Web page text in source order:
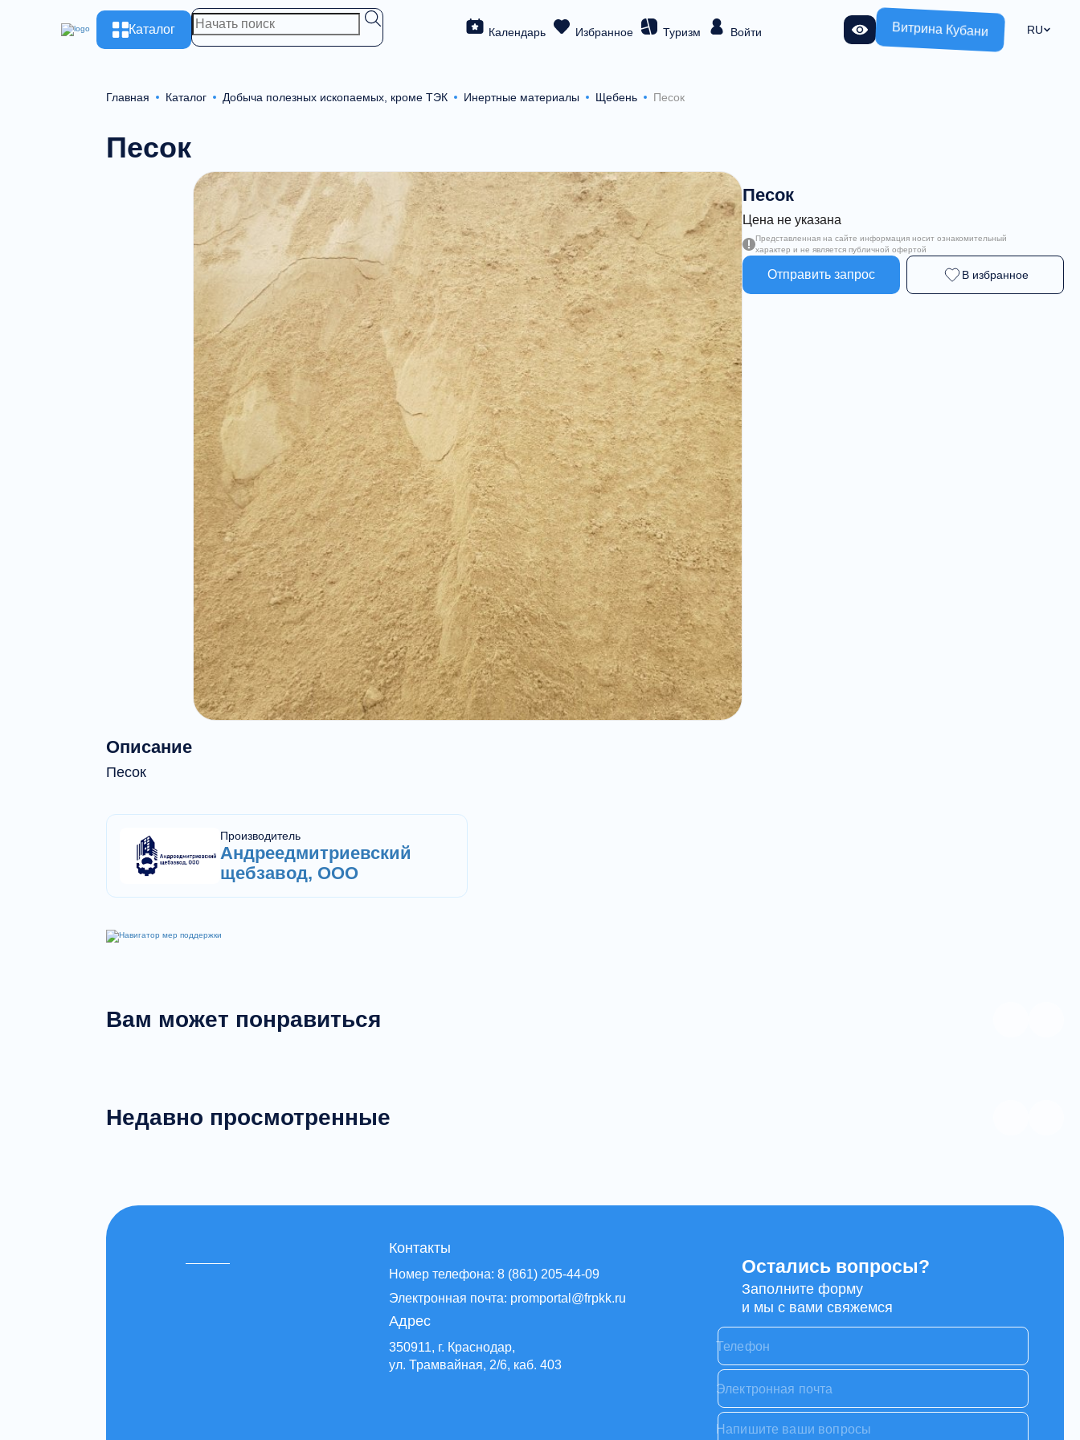
Каталог Календарь Избранное Туризм Войти Витрина Кубани RU
Главная Каталог Добыча полезных ископаемых, кроме ТЭК Инертные материалы Щебень Песок
Песок
Песок
Цена не указана
Представленная на сайте информация носит ознакомительный
характер и не является публичной офертой
Отправить запрос В избранное
Описание
Песок
Производитель
Андреедмитриевский
щебзавод, ООО
Вам может понравиться
Недавно просмотренные
Контакты
Номер телефона: 8 (861) 205-44-09
Электронная почта: promportal@frpkk.ru
Адрес
350911, г. Краснодар,
ул. Трамвайная, 2/6, каб. 403
Остались вопросы?
Заполните форму
и мы с вами свяжемся